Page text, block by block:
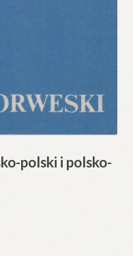
polski i polsko-